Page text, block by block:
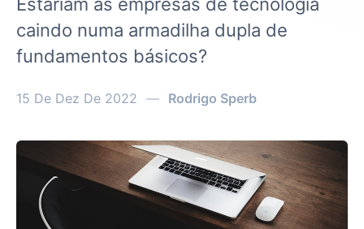
caindo numa armadilha dupla de
fundamentos básicos?
15 De Dez De 2022 — Rodrigo Sperb